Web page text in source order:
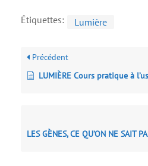
Étiquettes: Lumière
Précédent
LUMIÈRE Cours pratique à l’usage